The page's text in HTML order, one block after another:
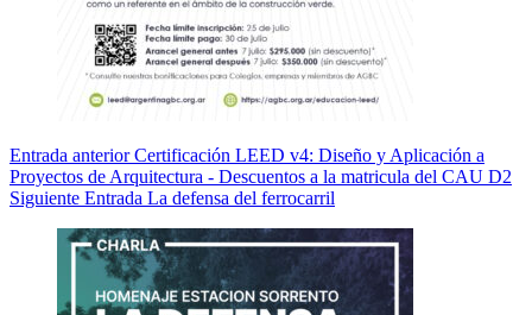
Entrada anteriorCertificación LEED v4: Diseño y Aplicación a
Proyectos de Arquitectura - Descuentos a la matricula del CAU D2
Siguiente Entrada La defensa del ferrocarril